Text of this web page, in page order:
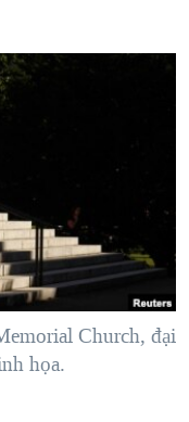
QUÁ KHỨ VÀ HIỆN
Church, đại
họa.